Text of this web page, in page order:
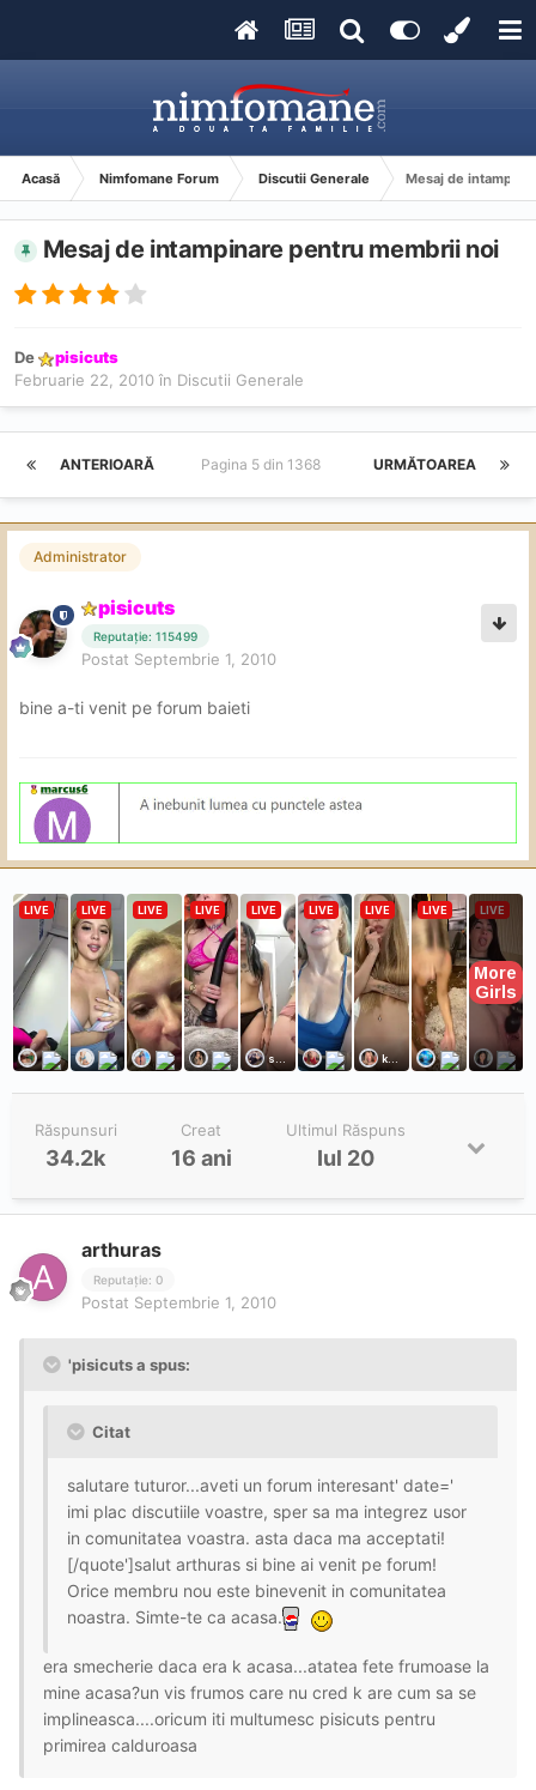
Acasă Nimfomane Forum Discutii Generale Mesaj de
Mesaj de intampinare pentru membrii noi
De
pisicuts
Februarie 22, 2010 în Discutii Generale
ANTERIOARĂ URMĂTOAREA
Pagina 5 din 1368
Administrator
pisicuts
Reputație: 115499
Postat Septembrie 1, 2010
bine a-ti venit pe forum baieti
Răspunsuri
34.2k
Creat
16 ani
Ultimul Răspuns
Iul 20
arthuras
Reputație: 0
Postat Septembrie 1, 2010
'pisicuts a spus:
Citat
salutare tuturor...aveti un forum interesant' date='
imi plac discutiile voastre, sper sa ma integrez usor
in comunitatea voastra. asta daca ma acceptati!
[/quote']salut arthuras si bine ai venit pe forum!
Orice membru nou este binevenit in comunitatea
noastra. Simte-te ca acasa.
era smecherie daca era k acasa...atatea fete frumoase la
mine acasa?un vis frumos care nu cred k are cum sa se
implineasca....oricum iti multumesc pisicuts pentru
primirea calduroasa